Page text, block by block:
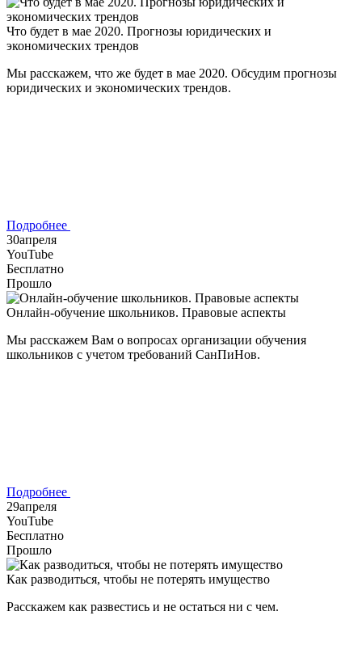
Что будет в мае 2020. Прогнозы юридических и
экономических трендов
Мы расскажем, что же будет в мае 2020. Обсудим прогнозы
юридических и экономических трендов.
Подробнее
30апреля
YouTube
Бесплатно
Прошло
Онлайн-обучение школьников. Правовые аспекты
Мы расскажем Вам о вопросах организации обучения
школьников с учетом требований СанПиНов.
Подробнее
29апреля
YouTube
Бесплатно
Прошло
Как разводиться, чтобы не потерять имущество
Расскажем как развестись и не остаться ни с чем.